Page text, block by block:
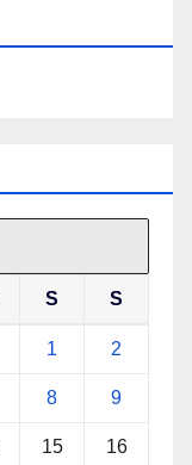
S S
1 2
8 9
15 16